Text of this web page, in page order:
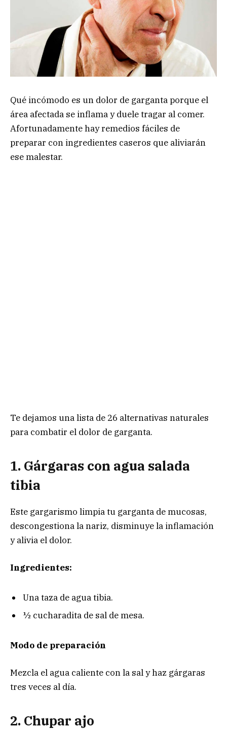
Qué incómodo es un dolor de garganta porque el
área afectada se inflama y duele tragar al comer.
Afortunadamente hay remedios fáciles de
preparar con ingredientes caseros que aliviarán
ese malestar.
Te dejamos una lista de 26 alternativas naturales
para combatir el dolor de garganta.
1. Gárgaras con agua salada
tibia
Este gargarismo limpia tu garganta de mucosas,
descongestiona la nariz, disminuye la inflamación
y alivia el dolor.
Ingredientes:
Una taza de agua tibia.
½ cucharadita de sal de mesa.
Modo de preparación
Mezcla el agua caliente con la sal y haz gárgaras
tres veces al día.
2. Chupar ajo